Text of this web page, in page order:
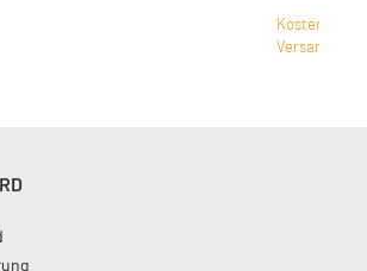
Kostenloser
Versand